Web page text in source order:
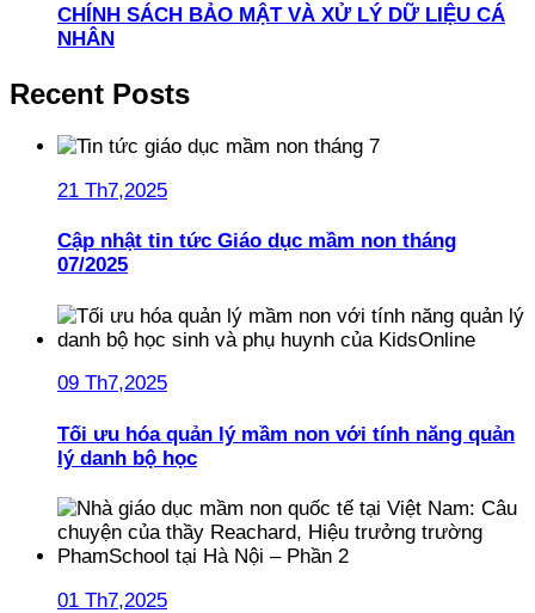
CHÍNH SÁCH BẢO MẬT VÀ XỬ LÝ DỮ LIỆU CÁ
NHÂN
Recent Posts
21 Th7,2025
Cập nhật tin tức Giáo dục mầm non tháng
07/2025
09 Th7,2025
Tối ưu hóa quản lý mầm non với tính năng quản
lý danh bộ học
01 Th7,2025